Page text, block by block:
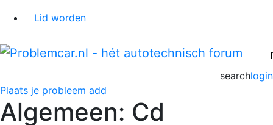
Lid worden
login
search
Plaats je probleem add
Algemeen: Cd